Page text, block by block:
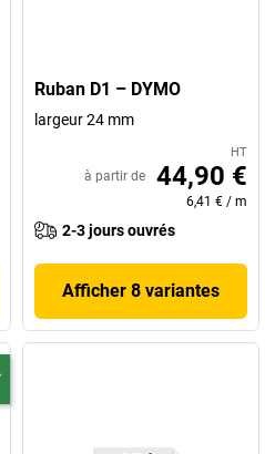
Ruban D1 – DYMO
largeur 24 mm
HT
à partir de 44,90 €
6,41 € / m
2-3 jours ouvrés
Afficher 8 variantes